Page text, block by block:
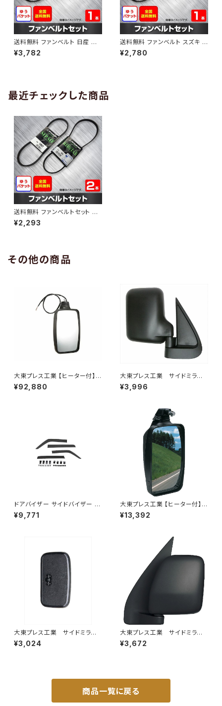
送料無料 ファンベルト 日産 キ
ューブ 型式Z12 H20.11～H24.
10 （国内トップメーカー） 1本 H
¥3,782
送料無料 ファンベルト スズキ ワ
ゴンR 型式MH34S H24.09～
H29.02 （国内トップメーカー）
¥2,780
最近チェックした商品
送料無料 ファンベルトセット ホ
ンダ バモスホビオ 型式HM3 H
15.04～ （国内トップメーカー）
¥2,293
その他の商品
大東プレス工業 【ヒーター付】
ハイウェイミラー リモコン+ヒー
ター付 DI-6121CXE
¥92,880
大東プレス工業 サイドミラー/
バックミラー ダイハツ ハイ
ゼット トラック 右 99年～
¥3,996
ドアバイザー サイドバイザー タ
ンク 900系 ルーミー 900系 M
900A M910A サイドドア 金具
¥9,771
大東プレス工業 【ヒーター付】ハ
イウェイミラー ヒーター付 100
¥13,392
大東プレス工業 サイドミラー/
バックミラー 日産 バネット8
0~ DI-55
¥3,024
大東プレス工業 サイドミラー/
バックミラーダイハツ ハイゼッ
トカーゴ 左 06年～ DI-64
¥3,672
商品一覧に戻る